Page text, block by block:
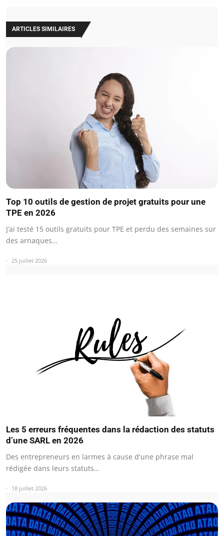
ARTICLES SIMILAIRES
Top 10 outils de gestion de projet gratuits pour une
TPE en 2026
J’ai testé 15 outils gratuits pour TPE et perdu des semaines sur
des arnaques…
25 juillet 2026
Les 5 erreurs fréquentes dans la rédaction des statuts
d’une SARL en 2026
Des entrepreneurs en larmes à cause d'une phrase mal
rédigée dans leurs statuts…
18 juillet 2026